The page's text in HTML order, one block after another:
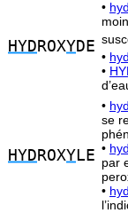
HYD ROXYDE
•
•
•
HYD ROXYLE
•
se
•
par
•